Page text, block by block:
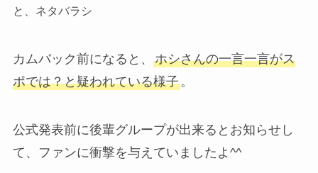
と、ネタバラシ
カムバック前になると、 ホシさんの一言一言がス
ポでは？と疑われている様子。
公式発表前に後輩グループが出来るとお知らせし
て、ファンに衝撃を与えていましたよ^^